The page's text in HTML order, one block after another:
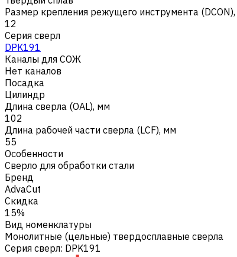
Размер крепления режущего инструмента
12
Серия сверл
DPK191
Каналы для СОЖ
Нет каналов
Посадка
Цилиндр
Длина сверла (OAL), мм
102
Длина рабочей части сверла (LCF), мм
55
Особенности
Сверло для обработки стали
Бренд
AdvaCut
Скидка
15%
Вид номенклатуры
Монолитные (цельные) твердосплавные сверла
Серия сверл: DPK191